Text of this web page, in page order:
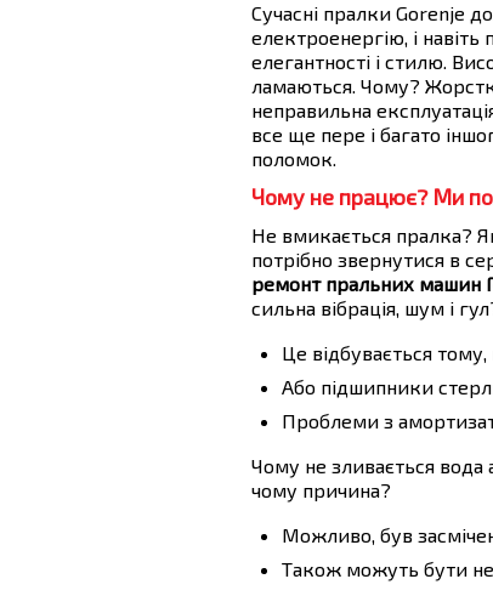
Сучасні пралки Gorenje
електроенергію, і
елегантності і стилю.
ламаються. Чому?
неправильна
все ще пере і багато
поломок.
Чому не працює? Ми
Не вмикається пралка?
потрібно звернутися в
ремонт пральних машин
сильна вібрація, шум і
Це відбувається
Або підшипники
Проблеми з
Чому не зливається вода
чому причина?
Можливо, був
Також можуть бути